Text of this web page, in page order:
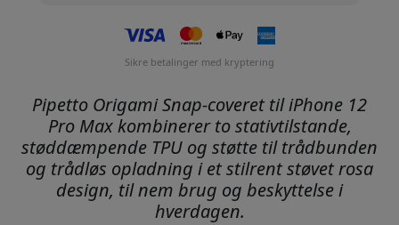
Sikre betalinger med kryptering
Pipetto Origami Snap-coveret til iPhone 12
Pro Max kombinerer to stativtilstande,
støddæmpende TPU og støtte til trådbunden
og trådløs opladning i et stilrent støvet rosa
design, til nem brug og beskyttelse i
hverdagen.